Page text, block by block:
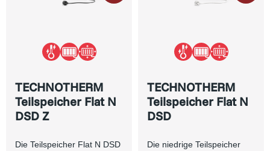
TECHNOTHERM
Teilspeicher Flat N
DSD Z
Die Teilspeicher Flat N DSD
TECHNOTHERM
Teilspeicher Flat N
DSD
Die niedrige Teilspeicher